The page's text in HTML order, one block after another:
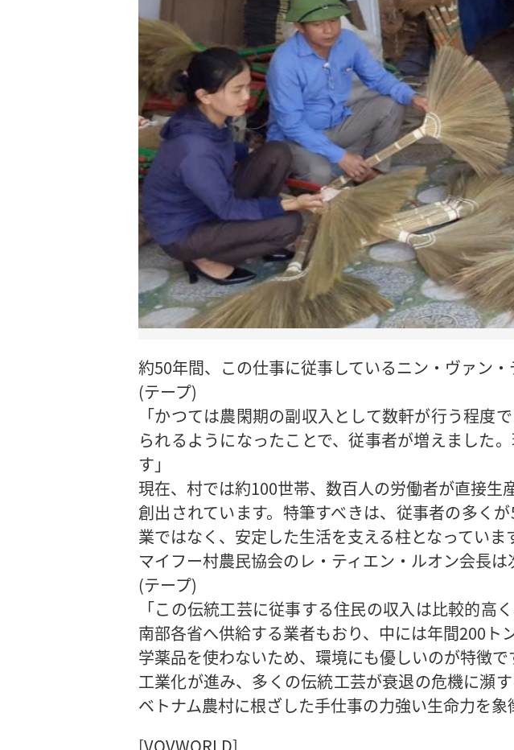
約50年間、この仕事に従事しているニン・ヴァン
(テープ)
「かつては農閑期の副収入として数軒が行う程
られるようになったことで、従事者が増えました
す」
現在、村では約100世帯、数百人の労働者が直接
創出されています。特筆すべきは、従事者の多く
業ではなく、安定した生活を支える柱となっていま
マイフー村農民協会のレ・ティエン・ルオン会長は
(テープ)
「この伝統工芸に従事する住民の収入は比較的
南部各省へ供給する業者もおり、中には年間200
学薬品を使わないため、環境にも優しいのが特徴で
工業化が進み、多くの伝統工芸が衰退の危機に瀕
ベトナム農村に根ざした手仕事の力強い生命力を象